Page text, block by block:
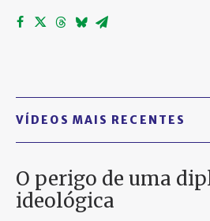
VÍDEOS MAIS RECENTES
O perigo de uma
ideológica